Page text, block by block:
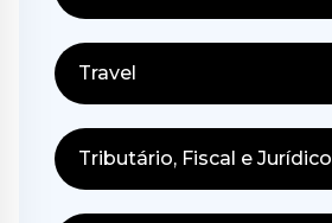
Travel
Tributário, Fiscal e Jurídico